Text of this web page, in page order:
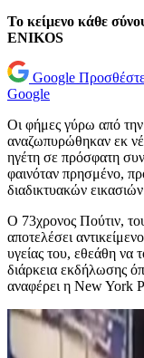
Το κείμενο κάθε
ENIKOS
Google
Google
Οι φήμες γύρω από την
αναζωπυρώθηκαν εκ
ηγέτη σε πρόσφατη
φαινόταν πρησμένο,
διαδικτυακών
Ο 73χρονος Πούτιν,
αποτελέσει
υγείας του, εθεάθη να
διάρκεια εκδήλωσης
αναφέρει η New York